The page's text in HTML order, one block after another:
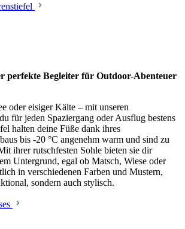
perfekte Begleiter für Outdoor-Abenteuer
oder eisiger Kälte – mit unseren
für jeden Spaziergang oder Ausflug bestens
halten deine Füße dank ihres
bis -20 °C angenehm warm und sind zu
ihrer rutschfesten Sohle bieten sie dir
Untergrund, egal ob Matsch, Wiese oder
in verschiedenen Farben und Mustern,
sondern auch stylisch.